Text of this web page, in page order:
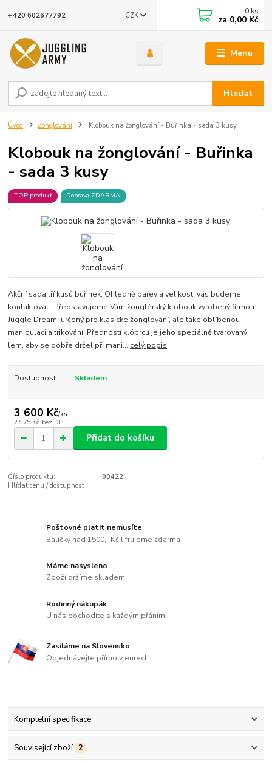
Menu
CZK
Hledat
+420 602677792 0 ks
za 0,00 Kč
Úvod Žonglování Klobouk na žonglování - Buřinka - sada 3 kusy
Klobouk na žonglování - Buřinka
- sada 3 kusy
TOP produkt Doprava ZDARMA
Akční sada tří kusů buřinek. Ohledně barev a velikosti vás budeme
kontaktovat. Představujeme Vám žonglérský klobouk vyrobený firmou
Juggle Dream, určený pro klasické žonglování, ale také oblíbenou
manipulaci a trikování. Předností klóbrcu je jeho speciálně tvarovaný
lem, aby se dobře držel při mani... celý popis
Dostupnost Skladem
3 600 Kč/ks
2 975 Kč bez DPH
Přidat do košíku
Číslo produktu:
00422
Hlídat cenu / dostupnost
Poštovné platit nemusíte
Balíčky nad 1500,- Kč lifrujeme zdarma
Máme nasysleno
Zboží držíme skladem
Rodinný nákupák
U nás pochodíte s každým přáním
Zasíláme na Slovensko
Objednávejte přímo v eurech
Kompletní specifikace
Související zboží 2